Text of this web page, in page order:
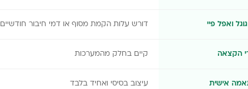
ואפל פיי דורש עלות הקמת מסוף או דמי חיבור חודשיים
הקצאה קיים בחלק מהמערכות
אישית עיצוב בסיסי ואחיד בלבד